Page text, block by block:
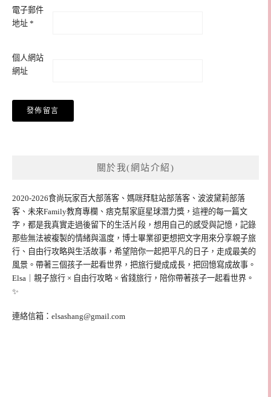
電子郵件
地址 *
個人網站
網址
關於我(網站介紹)
2020-2026食尚玩家百大部落客、媽咪拜駐站部落客、波波黛莉部落
客、未來Family教育專欄、痞克幫家庭星球潛力獎，這裡的每一篇文
字，都是我真實走過後留下的生活片段，想用自己的感受與記憶，記錄
那些無法被複製的情緒與溫度，博士畢業卻更想把文字用來分享親子旅
行、自由行攻略與生活故事，希望陪你一起把平凡的日子，走成最美的
風景。帶著三個孩子一起看世界，把旅行變成成長，把回憶寫成故事。
Elsa｜親子旅行 × 自由行攻略 × 省錢旅行，陪你帶著孩子一起看世界。
✨
連絡信箱： elsashang@gmail.com